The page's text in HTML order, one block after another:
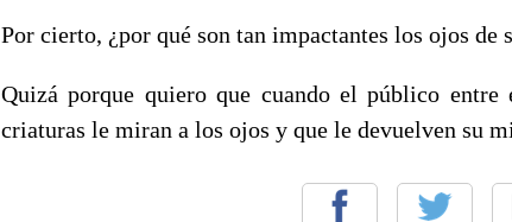
Por cierto, ¿por qué son tan impactantes los ojos de
Quizá porque quiero que cuando el público
criaturas le miran a los ojos y que le devuelven su